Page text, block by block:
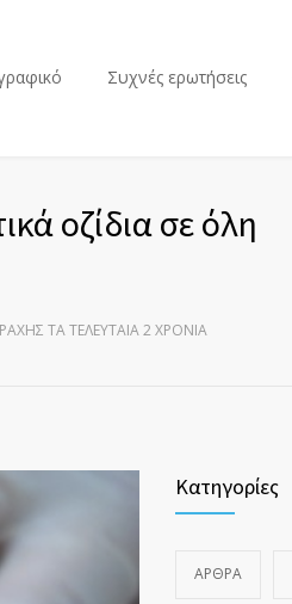
Συχνές ερωτήσεις
οζίδια σε όλη
ΤΑ ΤΕΛΕΥΤΑΊΑ 2 ΧΡΌΝΙΑ
Κατηγορίες
ΆΡΘΡΑ